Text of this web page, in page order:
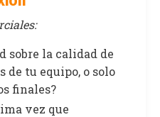
sobre la calidad de
de tu equipo, o solo
finales?
vez que